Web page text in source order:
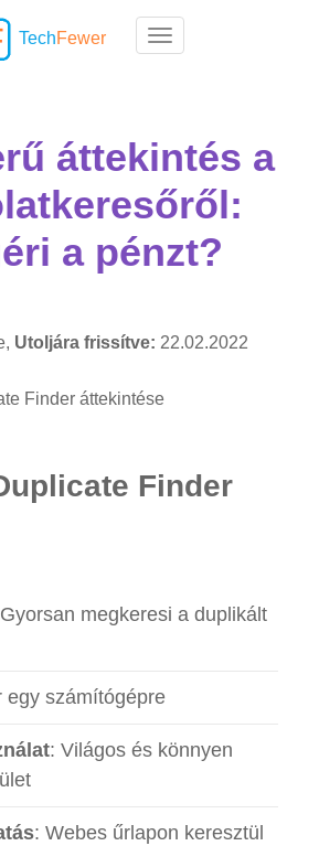
Toggle navigation
TechFewer
áttekintés a
a pénzt?
Utoljára frissítve: 22.02.2022
Finder
megkeresi a duplikált
egy számítógépre
: Világos és könnyen
: Webes űrlapon keresztül